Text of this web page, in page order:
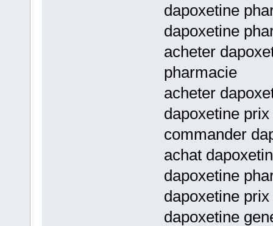
dapoxetine
dapoxetine
acheter
pharmacie
acheter
dapoxetine
commander
achat
dapoxetine
dapoxetine
dapoxetine